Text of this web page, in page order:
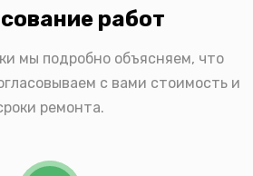
работ
мы подробно объясняем, что
с вами стоимость и
ремонта.